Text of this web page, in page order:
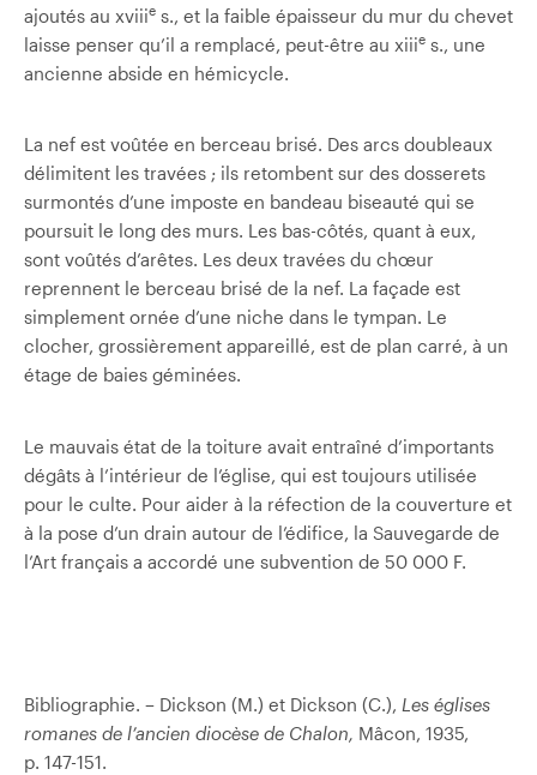
ajoutés au xviiie s., et la faible épaisseur du mur du chevet
laisse penser qu’il a remplacé, peut-être au xiiie s., une
ancienne abside en hémicycle.
La nef est voûtée en berceau brisé. Des arcs doubleaux
délimitent les travées ; ils retombent sur des dosserets
surmontés d’une imposte en bandeau biseauté qui se
poursuit le long des murs. Les bas-côtés, quant à eux,
sont voûtés d’arêtes. Les deux travées du chœur
reprennent le berceau brisé de la nef. La façade est
simplement ornée d’une niche dans le tympan. Le
clocher, grossièrement appareillé, est de plan carré, à un
étage de baies géminées.
Le mauvais état de la toiture avait entraîné d’importants
dégâts à l’intérieur de l’église, qui est toujours utilisée
pour le culte. Pour aider à la réfection de la couverture et
à la pose d’un drain autour de l’édifice, la Sauvegarde de
l’Art français a accordé une subvention de 50 000 F.
Bibliographie. – Dickson (M.) et Dickson (C.), Les églises
romanes de l’ancien diocèse de Chalon, Mâcon, 1935,
p. 147-151.